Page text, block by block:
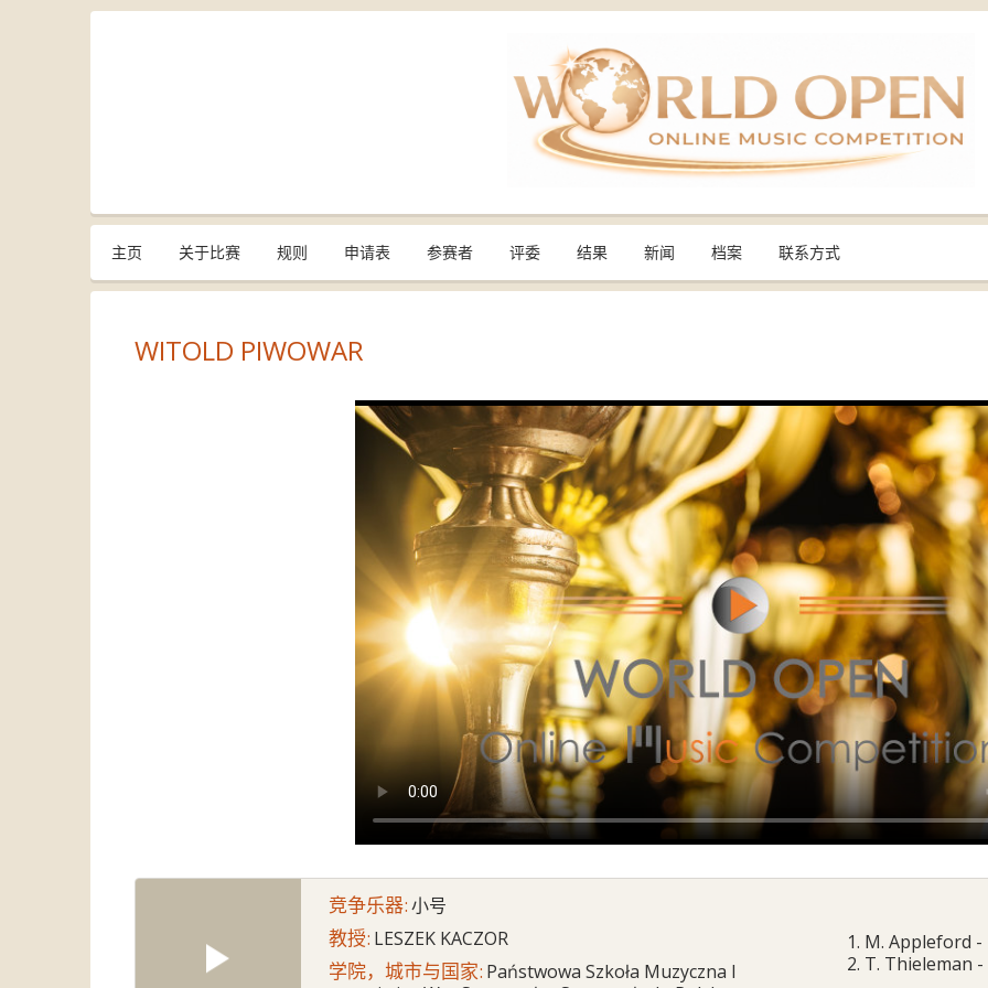
主页 关于比赛 规则 申请表 参赛者 评委 结果 新闻 档案 联系方式
WITOLD PIWOWAR
竞争乐器:小号
教授: LESZEK KACZOR
学院，城市与国家: Państwowa Szkoła Muzyczna I
1. M. Appleford
2. T. Thieleman